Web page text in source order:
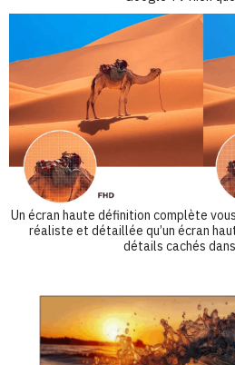
Un écran haute définition complète
réaliste et détaillée qu’un écran
détails cachés